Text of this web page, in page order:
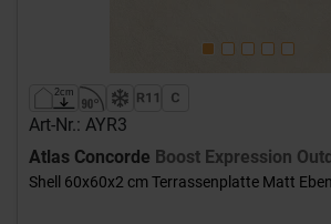
Art-Nr.: AYR3
Atlas Concorde Boost Expression
Shell 60x60x2 cm Terrassenplatte Matt